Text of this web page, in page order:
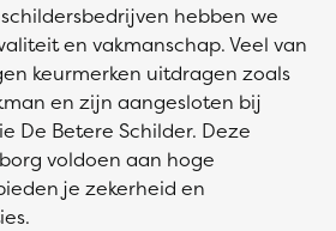
hebben we
en vakmanschap. Veel van
keurmerken uitdragen zoals
en zijn aangesloten bij
De Betere Schilder. Deze
voldoen aan hoge
je zekerheid en